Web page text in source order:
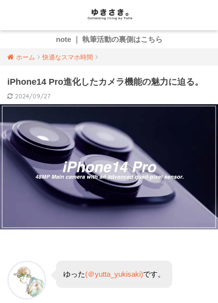
note ｜ 執筆活動の裏側はこちら
ホーム 快適なスマホ時間
iPhone14 Pro進化したカメラ機能の魅力に迫る。
2024/09/27
ゆった(＠yutta_yukisaki)です。